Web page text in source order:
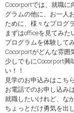
Cocorportでは、就職に
グラムの他に、お一人
ために、様々なプログ
まずはofficeを見てみた
プログラムを体験して
Cocorportがどんな雰
少しでもにCocorport興
い！！
見学のお申込みはこち
お電話でのお申し込み
就職したいけれど、な
ちょっとだけ勇気を出